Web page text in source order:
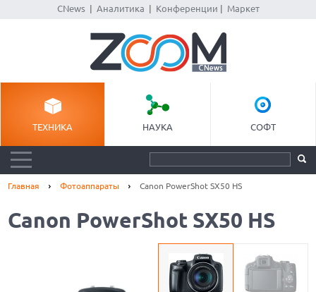
CNews| Аналитика Конференции Маркет
ТЕХНИКА НАУКА СОФТ
Главная Фотоаппараты Canon PowerShot SX50 HS
Canon PowerShot SX50 HS